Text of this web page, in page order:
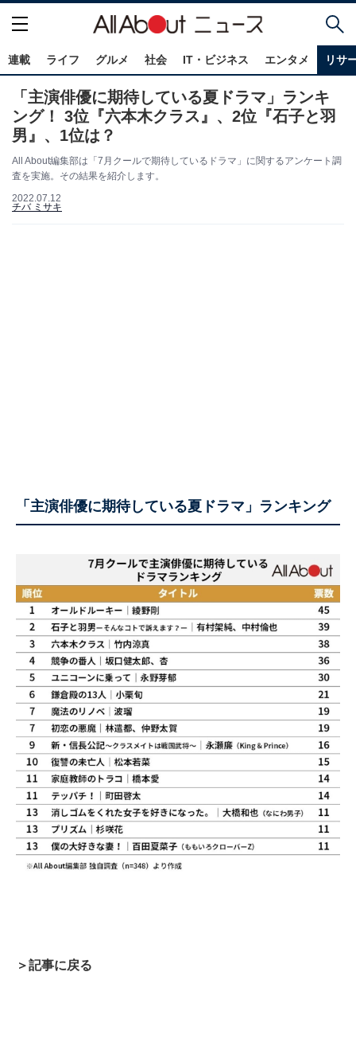
連載 ライフ グルメ 社会 IT・ビジネス エンタメ リサ
「主演俳優に期待している夏ドラマ」ランキ
ング！ 3位『六本木クラス』、2位『石子と羽
男』、1位は？
All About編集部は「7月クールで期待しているドラマ」に関するアンケート調
査を実施。その結果を紹介します。
2022.07.12
チバ ミサキ
「主演俳優に期待している夏ドラマ」ランキング
＞記事に戻る